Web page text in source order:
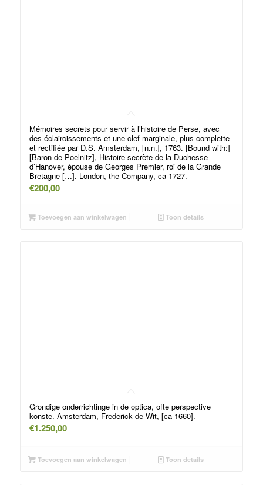
Mémoires secrets pour servir à l’histoire de Perse, avec
des éclaircissements et une clef marginale, plus complette
et rectifiée par D.S. Amsterdam, [n.n.], 1763. [Bound with:]
[Baron de Poelnitz], Histoire secrète de la Duchesse
d’Hanover, épouse de Georges Premier, roi de la Grande
Bretagne […]. London, the Company, ca 1727.
€200,00
Toevoegen aan winkelwagen Toon details
Grondige onderrichtinge in de optica, ofte perspective
konste. Amsterdam, Frederick de Wit, [ca 1660].
€1.250,00
Toevoegen aan winkelwagen Toon details